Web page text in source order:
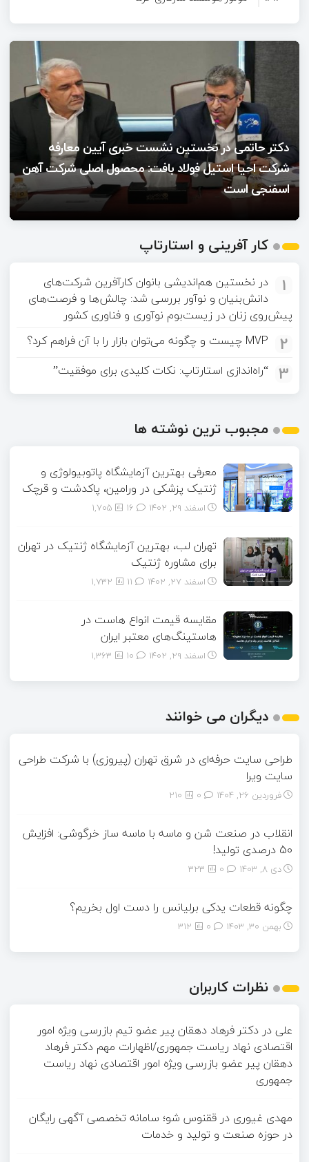
آینده ارتباطات آنلاین؛ چرا کاربران به دنبال فضاهای
تعاملی هدفمند هستند؟
۱۳:۳۰
دکتر حاتمی در نخستین نشست خبری آیین معارفه
شرکت احیا استیل فولاد بافت: محصول اصلی
شرکت آهن اسفنجی است
۱۶:۴۰
دکتر حاتمی در نخستین نشست خبری آیین معارفه
شرکت احیا استیل فولاد بافت: محصول اصلی شرکت آهن
اسفنجی است
کار آفرینی و استارتاپ
1
در نخستین هم‌اندیشی بانوان کارآفرین شرکت‌های
دانش‌بنیان و نوآور بررسی شد: چالش‌ها و فرصت‌های
پیش‌روی زنان در زیست‌بوم نوآوری و فناوری کشور
2 MVP چیست و چگونه می‌توان بازار را با آن فراهم کرد؟
3 “راه‌اندازی استارتاپ: نکات کلیدی برای موفقیت”
مجبوب ترین نوشته ها
معرفی بهترین آزمایشگاه پاتوبیولوژی و
ژنتیک پزشکی در ورامین، پاکدشت و قرچک
اسفند ۲۹, ۱۴۰۲ 1,705
تهران لب، بهترین آزمایشگاه ژنتیک در تهران
برای مشاوره ژنتیک
اسفند ۲۷, ۱۴۰۲ 1,732
مقایسه قیمت انواع هاست در
هاستینگ‌های معتبر ایران
اسفند ۲۹, ۱۴۰۲ 1,363
دیگران می خوانند
طراحی سایت حرفه‌ای در شرق تهران (پیروزی) با شرکت طراحی
سایت ویرا
فروردین ۲۶, ۱۴۰۴ 210
انقلاب در صنعت شن و ماسه با ماسه ساز خرگوشی: افزایش
50 درصدی تولید!
دی ۸, ۱۴۰۳ 323
چگونه قطعات یدکی برلیانس را دست اول بخریم؟
بهمن ۳۰, ۱۴۰۳ 312
نظرات کاربران
علیدر دکتر فرهاد دهقان پیر عضو تيم بازرسی ويژه امور
اقتصادی نهاد رياست جمهوری/اظهارات مهم دکتر فرهاد
دهقان پیر عضو بازرسی ویژه امور اقتصادی نهاد ریاست
جمهوری
مهدی غیوری در ققنوس شو؛ سامانه تخصصی آگهی رایگان
در حوزه صنعت و تولید و خدمات